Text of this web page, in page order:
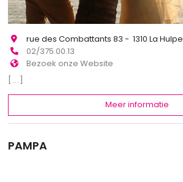
rue des Combattants 83 - 1310 La Hulpe
02/375.00.13
Bezoek onze Website
[...]
Meer informatie
PAMPA